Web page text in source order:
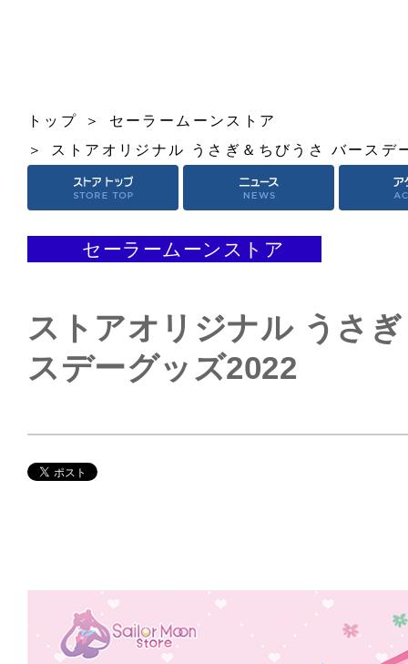
トップ
セーラームーンストア
ストアオリジナル うさぎ＆ちびうさ バースデ
セーラームーンストア
ストアオリジナル うさ
スデーグッズ2022